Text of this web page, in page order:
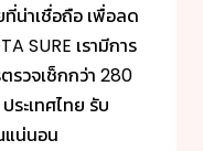
น่าเชื่อถือ เพื่อลด
SURE เรามีการ
วจเช็กกว่า 280
ระเทศไทย รับ
แน่นอน